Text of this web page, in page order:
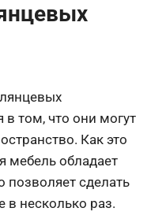
в том, что они могут
Как это
мебель обладает
сделать
в несколько раз.